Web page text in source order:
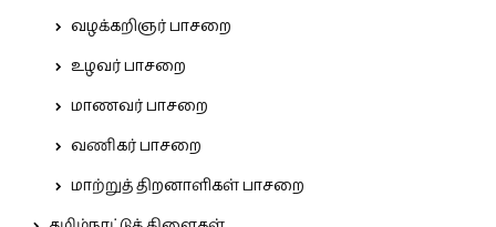
வழக்கறிஞர் பாசறை
உழவர் பாசறை
மாணவர் பாசறை
வணிகர் பாசறை
மாற்றுத் திறனாளிகள் பாசறை